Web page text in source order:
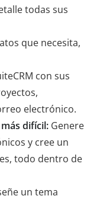
todas sus
que necesita,
con sus
electrónico.
difícil: Genere
y cree un
todo dentro de
un tema